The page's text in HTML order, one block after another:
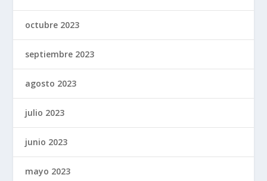
octubre 2023
septiembre 2023
agosto 2023
julio 2023
junio 2023
mayo 2023